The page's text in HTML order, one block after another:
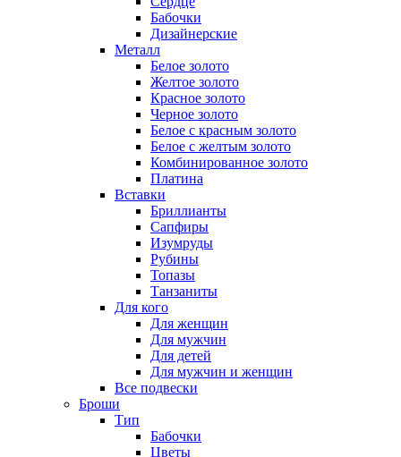
Бабочки
Дизайнерские
Металл
Белое золото
Желтое золото
Красное золото
Черное золото
Белое с красным золото
Белое с желтым золото
Комбинированное золото
Платина
Вставки
Бриллианты
Сапфиры
Изумруды
Рубины
Топазы
Танзаниты
Для кого
Для женщин
Для мужчин
Для детей
Для мужчин и женщин
Все подвески
Броши
Тип
Бабочки
Цветы